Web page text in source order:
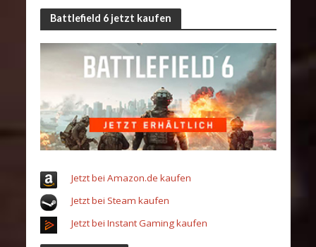
Battlefield 6 jetzt kaufen
Jetzt bei Amazon.de kaufen
Jetzt bei Steam kaufen
Jetzt bei Instant Gaming kaufen